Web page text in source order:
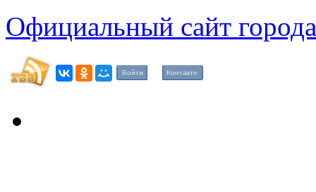
Официальный сайт
Войти Контакте